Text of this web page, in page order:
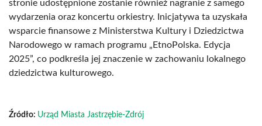
stronie udostępnione zostanie również nagranie z samego
wydarzenia oraz koncertu orkiestry. Inicjatywa ta uzyskała
wsparcie finansowe z Ministerstwa Kultury i Dziedzictwa
Narodowego w ramach programu „EtnoPolska. Edycja
2025”, co podkreśla jej znaczenie w zachowaniu lokalnego
dziedzictwa kulturowego.
Źródło: Urząd Miasta Jastrzębie-Zdrój